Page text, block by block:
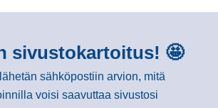
sivustokartoitus! 🤩
sähköpostiin arvion, mitä
voisi saavuttaa sivustosi